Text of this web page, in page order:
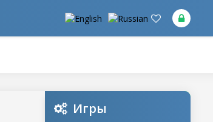
Игры